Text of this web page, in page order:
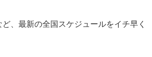
、最新の全国スケジュールをイチ早く